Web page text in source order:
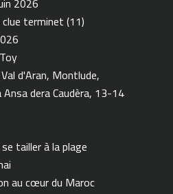
terminet (11)
d'Aran, Montlude,
dera Caudèra, 13-14
tailler à la plage
au cœur du Maroc